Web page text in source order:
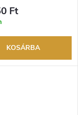
lehetőség. Hivatalos
Ft
KOSÁRBA